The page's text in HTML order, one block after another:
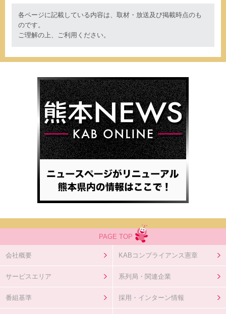
各ページに記載している内容は、取材・放送及び掲載時点のも
のです。
ご理解の上、ご利用ください。
PAGE TOP
会社概要 KABコンプライアンス憲章
サービスエリア 系列局・関連企業
番組基準 採用・インターン情報